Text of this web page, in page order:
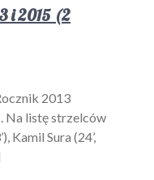
i 2015 (2
2013
Na listę strzelców
Kamil Sura (24’,